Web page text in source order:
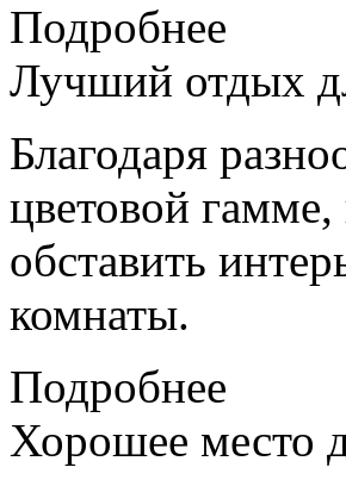
Подробнее
Лучший отдых
Благодаря
цветовой
обставить
комнаты.
Подробнее
Хорошее место